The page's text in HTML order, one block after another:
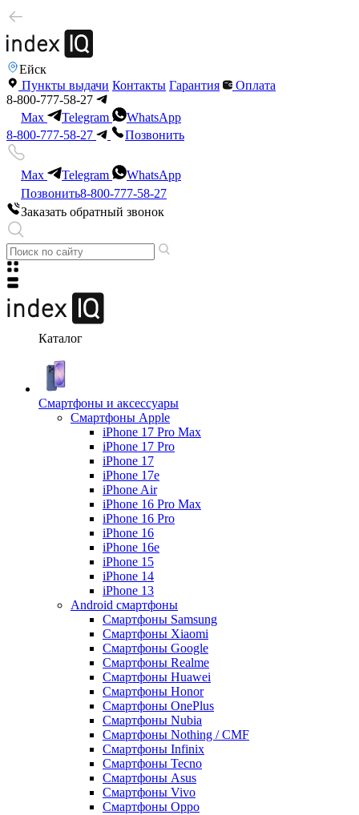
Ейск
Пункты выдачи Контакты Гарантия
Оплата
8-800-777-58-27
Max
Telegram
WhatsApp
8-800-777-58-27
Позвонить
Max Telegram
WhatsApp
Позвонить8-800-777-58-27
Заказать обратный звонок
Каталог
Смартфоны и аксессуары
Смартфоны Apple
iPhone 17 Pro Max
iPhone 17 Pro
iPhone 17
iPhone 17e
iPhone Air
iPhone 16 Pro Max
iPhone 16 Pro
iPhone 16
iPhone 16e
iPhone 15
iPhone 14
iPhone 13
Android cмартфоны
Смартфоны Samsung
Смартфоны Xiaomi
Смартфоны Google
Смартфоны Realme
Смартфоны Huawei
Смартфоны Honor
Смартфоны OnePlus
Смартфоны Nubia
Смартфоны Nothing / CMF
Смартфоны Infinix
Смартфоны Tecno
Смартфоны Asus
Смартфоны Vivo
Смартфоны Oppo